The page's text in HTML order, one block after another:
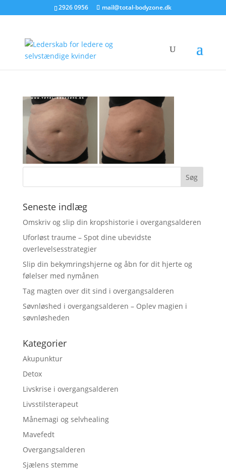
2926 0956 mail@total-bodyzone.dk
Seneste indlæg
Omskriv og slip din kropshistorie i overgangsalderen
Uforløst traume – Spot dine ubevidste
overlevelsesstrategier
Slip din bekymringshjerne og åbn for dit hjerte og
følelser med nymånen
Tag magten over dit sind i overgangsalderen
Søvnløshed i overgangsalderen – Oplev magien i
søvnløsheden
Kategorier
Akupunktur
Detox
Livskrise i overgangsalderen
Livsstilsterapeut
Månemagi og selvhealing
Mavefedt
Overgangsalderen
Sjælens stemme